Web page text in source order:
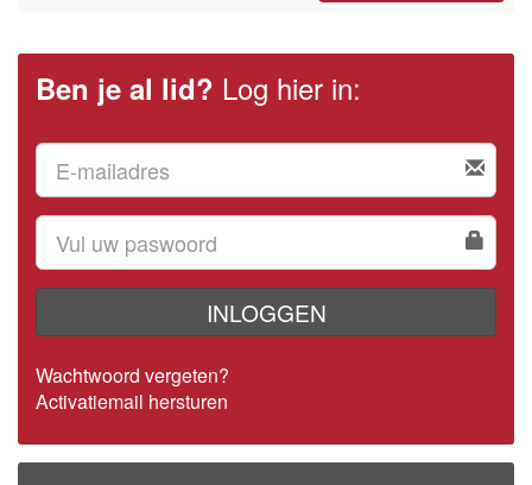
Ben je al lid? Log hier in:
INLOGGEN
Wachtwoord vergeten?
Activatiemail hersturen